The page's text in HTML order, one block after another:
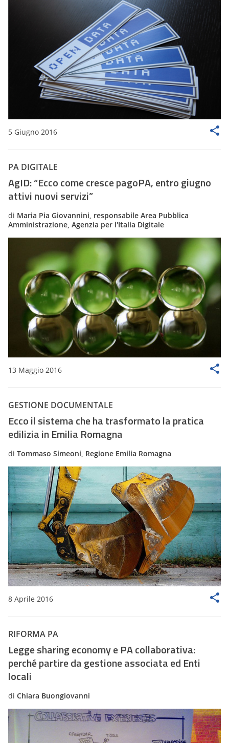
5 Giugno 2016
PA DIGITALE
AgID: “Ecco come cresce pagoPA, entro giugno
attivi nuovi servizi”
di Maria Pia Giovannini, responsabile Area Pubblica
Amministrazione, Agenzia per l'Italia Digitale
13 Maggio 2016
GESTIONE DOCUMENTALE
Ecco il sistema che ha trasformato la pratica
edilizia in Emilia Romagna
di Tommaso Simeoni, Regione Emilia Romagna
8 Aprile 2016
RIFORMA PA
Legge sharing economy e PA collaborativa:
perché partire da gestione associata ed Enti
locali
di Chiara Buongiovanni